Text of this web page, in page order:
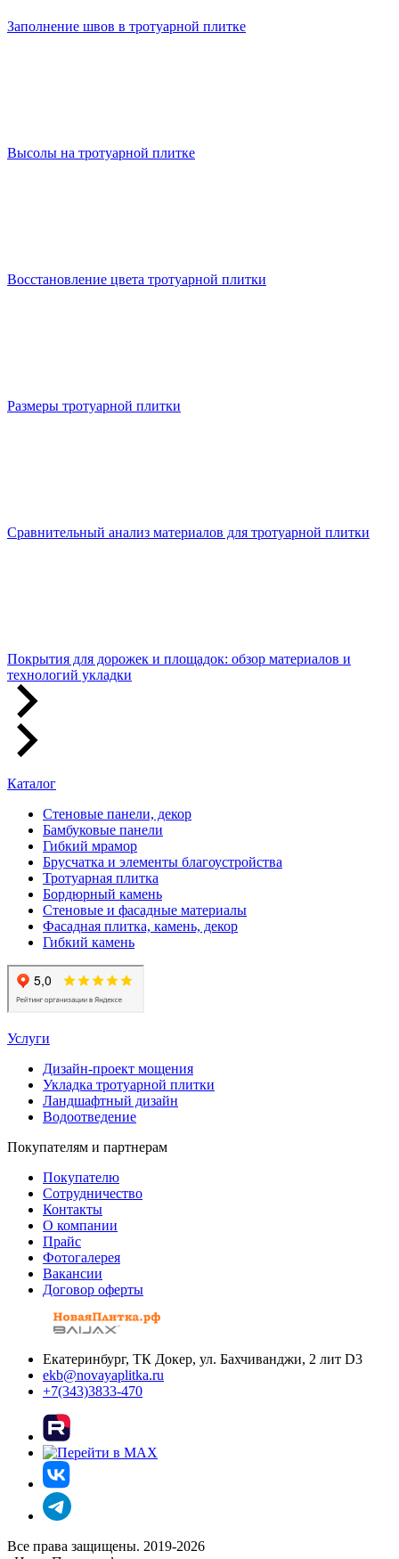
Заполнение швов в тротуарной плитке
Высолы на тротуарной плитке
Восстановление цвета тротуарной плитки
Размеры тротуарной плитки
Сравнительный анализ материалов для тротуарной плитки
Покрытия для дорожек и площадок: обзор материалов и
технологий укладки
Каталог
Стеновые панели, декор
Бамбуковые панели
Гибкий мрамор
Брусчатка и элементы благоустройства
Тротуарная плитка
Бордюрный камень
Стеновые и фасадные материалы
Фасадная плитка, камень, декор
Гибкий камень
Услуги
Дизайн-проект мощения
Укладка тротуарной плитки
Ландшафтный дизайн
Водоотведение
Покупателям и партнерам
Покупателю
Сотрудничество
Контакты
О компании
Прайс
Фотогалерея
Вакансии
Договор оферты
Екатеринбург, ТК Докер, ул. Бахчиванджи, 2 лит D3
ekb@novayaplitka.ru
+7(343)3833-470
Все права защищены. 2019-2026